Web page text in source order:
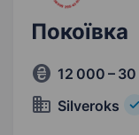
Покоївка
12 000 –
Silveroks